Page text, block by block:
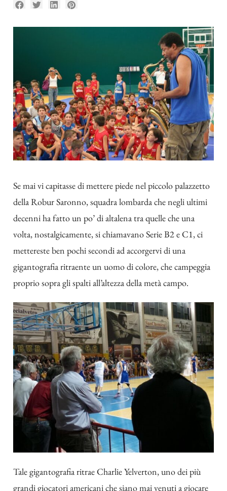
Se mai vi capitasse di mettere piede nel piccolo palazzetto
della Robur Saronno, squadra lombarda che negli ultimi
decenni ha fatto un po’ di altalena tra quelle che una
volta, nostalgicamente, si chiamavano Serie B2 e C1, ci
mettereste ben pochi secondi ad accorgervi di una
gigantografia ritraente un uomo di colore, che campeggia
proprio sopra gli spalti all’altezza della metà campo.
Tale gigantografia ritrae Charlie Yelverton, uno dei più
grandi giocatori americani che siano mai venuti a giocare